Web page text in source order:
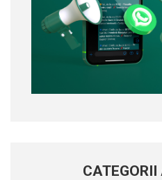
CATEGORII